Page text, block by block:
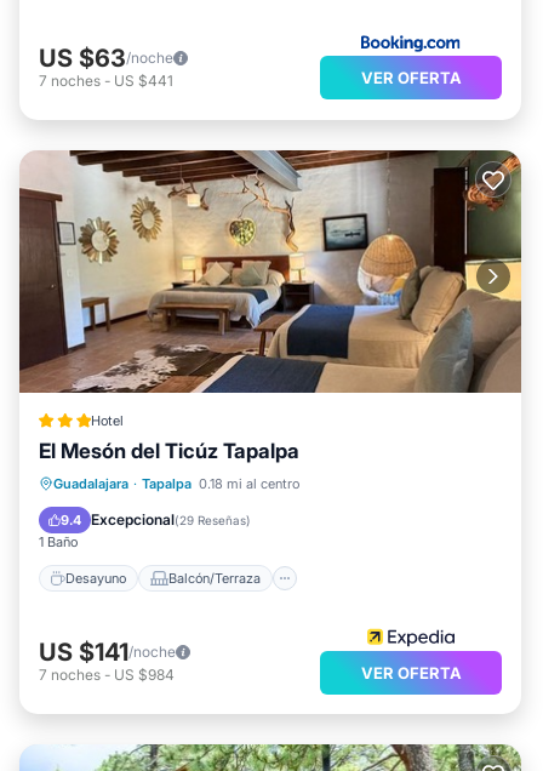
US $63/noche
7 noches - US $441 VER OFERTA
Hotel
El Mesón del Ticúz Tapalpa
Guadalajara · Tapalpa 0.18 mi al centro
9.4 Excepcional(29 Reseñas)
1 Baño
Desayuno Balcón/Terraza
Desayuno Balcón/Terraza
Apto para niños
US $141/noche
7 noches - US $984 VER OFERTA